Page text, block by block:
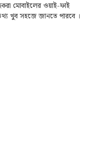
মোবাইলের ওয়াই-ফাই
খুব সহজে জানতে পারবে ।